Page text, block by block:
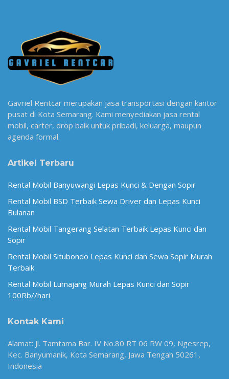
Gavriel Rentcar merupakan jasa transportasi dengan kantor
pusat di Kota Semarang. Kami menyediakan jasa rental
mobil, carter, drop baik untuk pribadi, keluarga, maupun
agenda formal.
Artikel Terbaru
Rental Mobil Banyuwangi Lepas Kunci & Dengan Sopir
Rental Mobil BSD Terbaik Sewa Driver dan Lepas Kunci
Bulanan
Rental Mobil Tangerang Selatan Terbaik Lepas Kunci dan
Sopir
Rental Mobil Situbondo Lepas Kunci dan Sewa Sopir Murah
Terbaik
Rental Mobil Lumajang Murah Lepas Kunci dan Sopir
100Rb//hari
Kontak Kami
Alamat: Jl. Tamtama Bar. IV No.80 RT 06 RW 09, Ngesrep,
Kec. Banyumanik, Kota Semarang, Jawa Tengah 50261,
Indonesia